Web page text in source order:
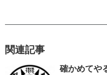
関連記事
確かめてや